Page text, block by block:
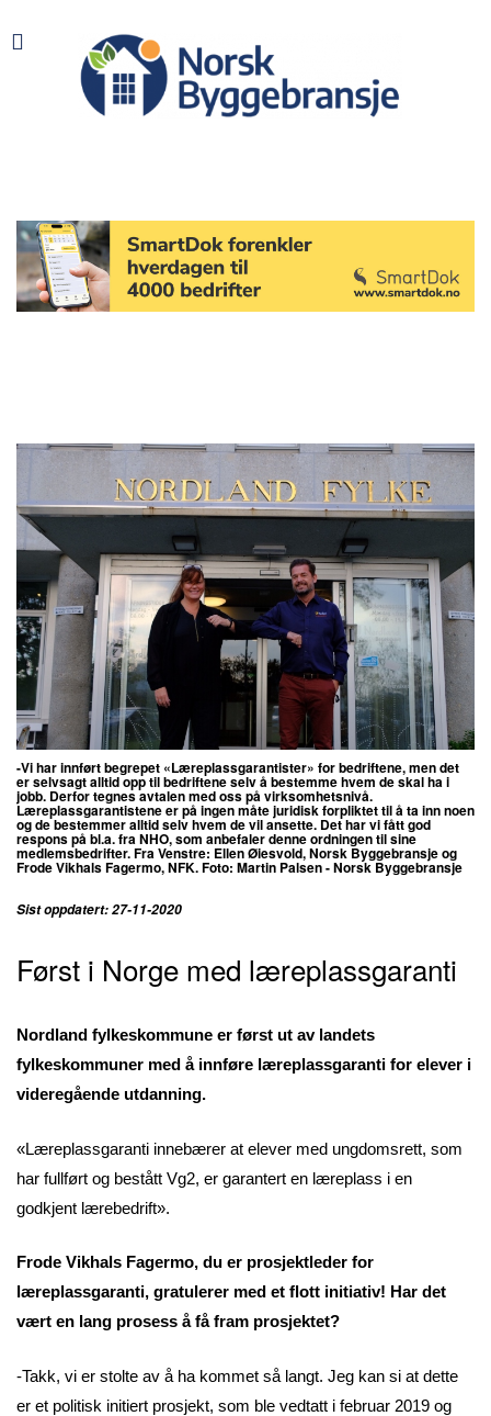
-Vi har innført begrepet «Læreplassgarantister» for bedriftene, men det
er selvsagt alltid opp til bedriftene selv å bestemme hvem de skal ha i
jobb. Derfor tegnes avtalen med oss på virksomhetsnivå.
Læreplassgarantistene er på ingen måte juridisk forpliktet til å ta inn noen
og de bestemmer alltid selv hvem de vil ansette. Det har vi fått god
respons på bl.a. fra NHO, som anbefaler denne ordningen til sine
medlemsbedrifter. Fra Venstre: Ellen Øiesvold, Norsk Byggebransje og
Frode Vikhals Fagermo, NFK.Foto: Martin Palsen - Norsk Byggebransje
Sist oppdatert: 27-11-2020
Først i Norge med læreplassgaranti
Nordland fylkeskommune er først ut av landets
fylkeskommuner med å innføre læreplassgaranti for elever i
videregående utdanning.
«Læreplassgaranti innebærer at elever med ungdomsrett, som
har fullført og bestått Vg2, er garantert en læreplass i en
godkjent lærebedrift».
Frode Vikhals Fagermo, du er prosjektleder for
læreplassgaranti, gratulerer med et flott initiativ! Har det
vært en lang prosess å få fram prosjektet?
-Takk, vi er stolte av å ha kommet så langt. Jeg kan si at dette
er et politisk initiert prosjekt, som ble vedtatt i februar 2019 og